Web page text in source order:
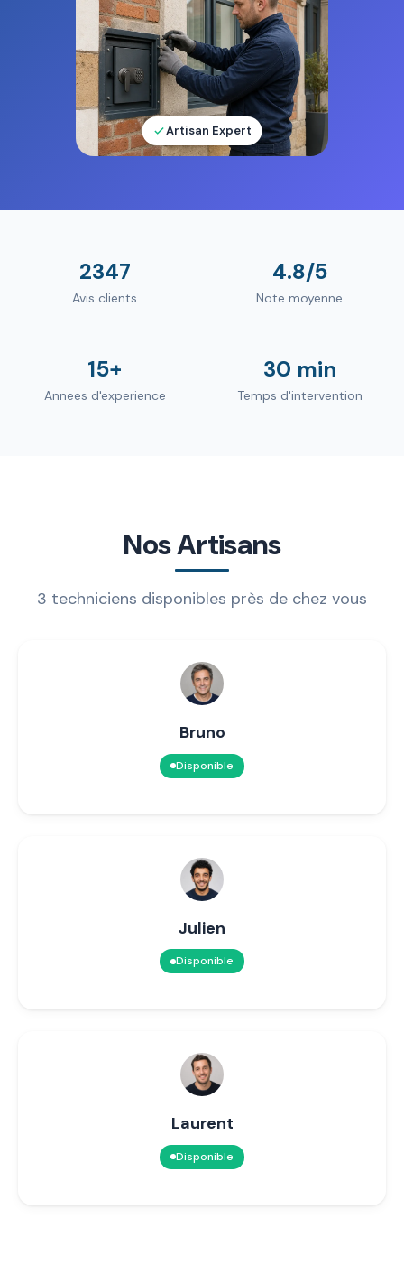
Artisan Expert
2347
Avis clients
4.8/5
Note moyenne
15+
Annees d'experience
30 min
Temps d'intervention
Nos Artisans
3 techniciens disponibles près de chez vous
Bruno
Disponible
Julien
Disponible
Laurent
Disponible